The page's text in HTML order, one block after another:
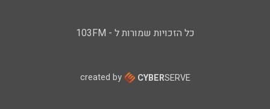
כל הזכויות שמורות ל - 103FM
created by CYBERSERVE